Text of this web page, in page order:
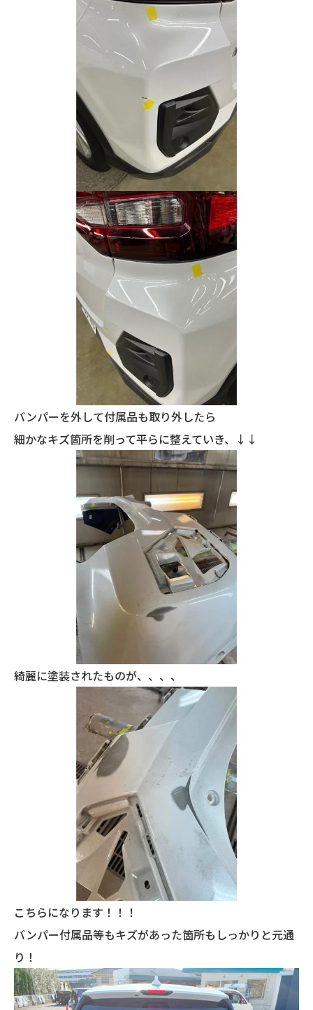
バンパーを外して付属品も取り外したら
細かなキズ箇所を削って平らに整えていき、↓↓
綺麗に塗装されたものが、、、、
こちらになります！！！
バンパー付属品等もキズがあった箇所もしっかりと元通
り！